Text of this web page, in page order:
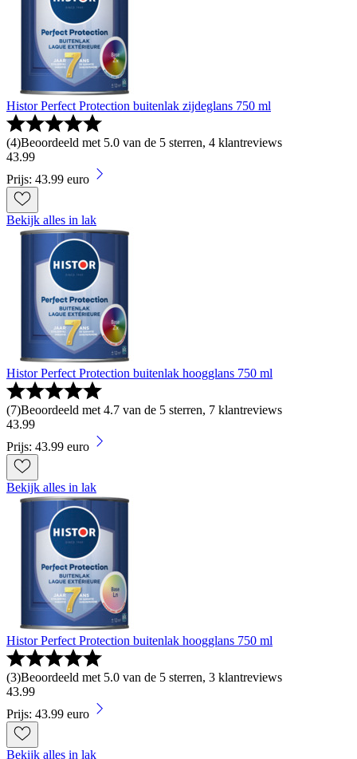
Histor Perfect Protection buitenlak zijdeglans 750 ml
(4)Beoordeeld met 5.0 van de 5 sterren, 4 klantreviews
43.99
Prijs: 43.99 euro
Bekijk alles in lak
Histor Perfect Protection buitenlak hoogglans 750 ml
(7)Beoordeeld met 4.7 van de 5 sterren, 7 klantreviews
43.99
Prijs: 43.99 euro
Bekijk alles in lak
Histor Perfect Protection buitenlak hoogglans 750 ml
(3)Beoordeeld met 5.0 van de 5 sterren, 3 klantreviews
43.99
Prijs: 43.99 euro
Bekijk alles in lak